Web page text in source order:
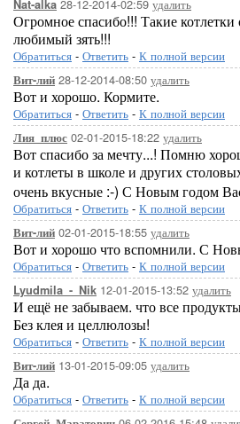
Nat-alka 28-12-2014-02:59 удалить
Огромное спасибо!!! Такие
любимый зять!!!
Обратиться - Ответить - К полной версии
Вит-лий 28-12-2014-08:50 удалить
Вот и хорошо. Кормите.
Обратиться - Ответить - К полной версии
Лия_плюс 02-01-2015-18:22 удалить
Вот спасибо за мечту...! Помню
и котлеты в школе и других
очень вкусные :-) С Новым годом
Обратиться - Ответить - К полной версии
Вит-лий 02-01-2015-18:55 удалить
Вот и хорошо что вспомнили. С
Обратиться - Ответить - К полной версии
Lyudmila_-_Nik 12-01-2015-13:52 удалить
И ещё не забываем. что все
Без клея и целлюлозы!
Обратиться - Ответить - К полной версии
Вит-лий 13-01-2015-09:05 удалить
Да да.
Обратиться - Ответить - К полной версии